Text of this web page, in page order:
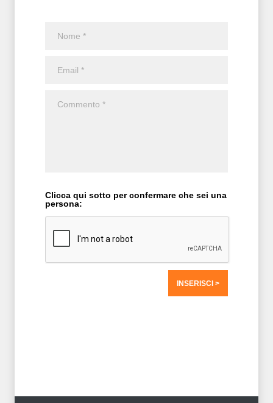
Clicca qui sotto per confermare che sei una
persona: